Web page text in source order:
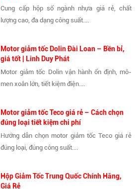
Cung cấp hộp số ngành nhựa giá rẻ, chất
lượng cao, đa dạng công suất....
Motor giảm tốc Dolin Đài Loan – Bền bỉ,
giá tốt | Linh Duy Phát
Motor giảm tốc Dolin vận hành ổn định, mô-
men xoắn lớn, tiết kiệm điện....
Motor giảm tốc Teco giá rẻ – Cách chọn
đúng loại tiết kiệm chi phí
Hướng dẫn chọn motor giảm tốc Teco giá rẻ
đúng loại, đúng công suất....
Hộp Giảm Tốc Trung Quốc Chính Hãng,
Giá Rẻ